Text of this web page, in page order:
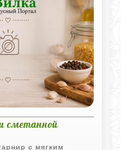
сметанной
с мягким